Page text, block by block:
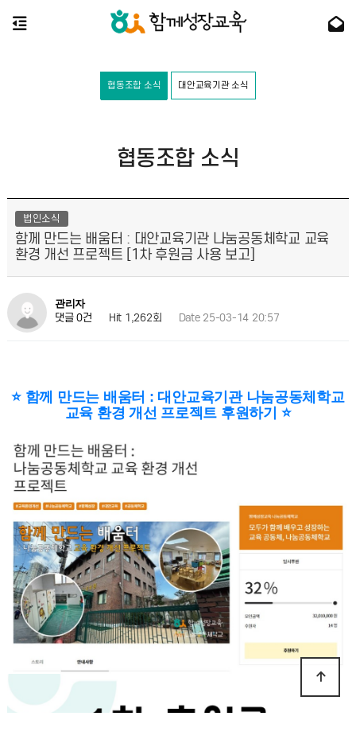
협동조합 소식 대안교육기관 소식
협동조합 소식
법인소식
함께 만드는 배움터 : 대안교육기관 나눔공동체학교 교육
환경 개선 프로젝트 [1차 후원금 사용 보고]
관리자
댓글 0건 Hit 1,262회 Date 25-03-14 20:57
⭐ 함께 만드는 배움터 : 대안교육기관 나눔공동체학교
교육 환경 개선 프로젝트 후원하기 ⭐